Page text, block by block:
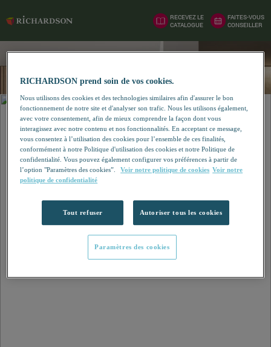
RECEVEZ LE
CATALOGUE
FAITES-VOUS
CONSEILLER
RICHARDSON prend soin de vos cookies.
Nous utilisons des cookies et des technologies similaires afin d'assurer le bon
fonctionnement de notre site et d'analyser son trafic. Nous les utilisons également,
avec votre consentement, afin de mieux comprendre la façon dont vous
interagissez avec notre contenu et nos fonctionnalités. En acceptant ce message,
vous consentez à l’utilisation des cookies pour l’ensemble de ces finalités,
conformément à notre Politique d'utilisation des cookies et notre Politique de
confidentialité. Vous pouvez également configurer vos préférences à partir de
l’option "Paramètres des cookies”.
Voir notre politique de cookies Voir notre
politique de confidentialité
Tout refuser Autoriser tous les cookies
Paramètres des cookies